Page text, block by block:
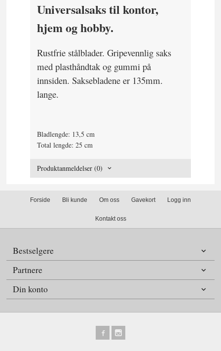
Universalsaks til kontor,
hjem og hobby.
Rustfrie stålblader. Gripevennlig saks
med plasthåndtak og gummi på
innsiden. Saksebladene er 135mm.
lange.
Bladlengde: 13,5 cm
Total lengde: 25 cm
Produktanmeldelser (0)
Forside Bli kunde Om oss Gavekort Logg inn
Kontakt oss
Bestselgere
Partnere
Din konto